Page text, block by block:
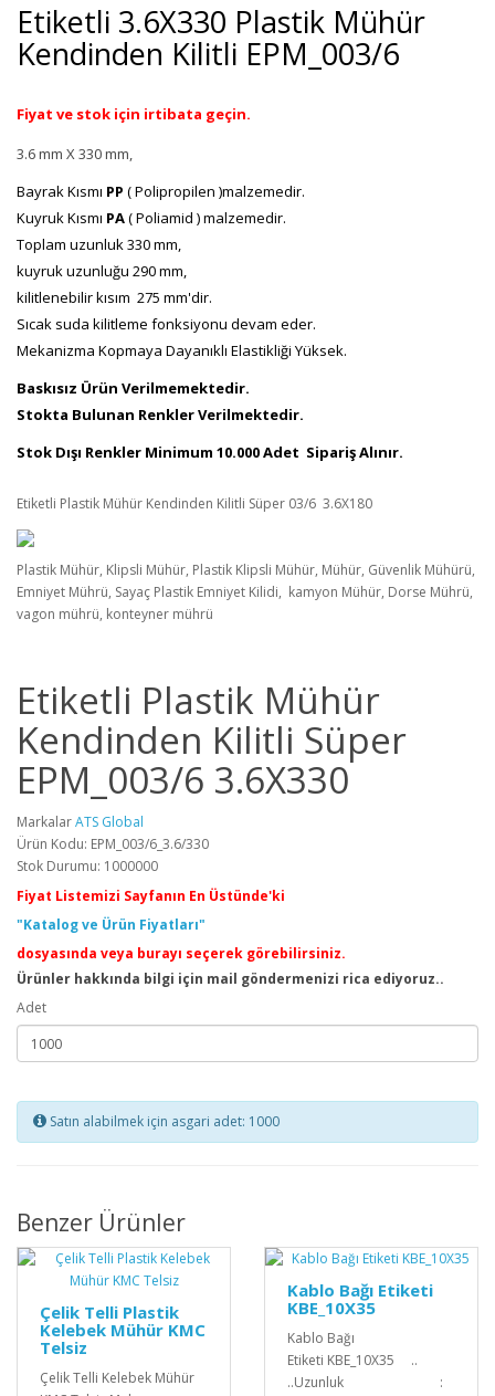
Etiketli 3.6X330 Plastik Mühür
Kendinden Kilitli EPM_003/6
Fiyat ve stok için irtibata geçin.
3.6 mm X 330 mm,
Bayrak Kısmı PP ( Polipropilen )malzemedir.
Kuyruk Kısmı PA( Poliamid ) malzemedir.
Toplam uzunluk 330 mm,
kuyruk uzunluğu 290 mm,
kilitlenebilir kısım 275 mm'dir.
Sıcak suda kilitleme fonksiyonu devam eder.
Mekanizma Kopmaya Dayanıklı Elastikliği Yüksek.
Baskısız Ürün Verilmemektedir.
Stokta Bulunan Renkler Verilmektedir.
Stok Dışı Renkler Minimum 10.000 Adet Sipariş Alınır.
Etiketli Plastik Mühür Kendinden Kilitli Süper 03/6 3.6X180
Plastik Mühür, Klipsli Mühür, Plastik Klipsli Mühür, Mühür, Güvenlik Mühürü,
Emniyet Mührü, Sayaç Plastik Emniyet Kilidi, kamyon Mühür, Dorse Mührü,
vagon mührü, konteyner mührü
Etiketli Plastik Mühür
Kendinden Kilitli Süper
EPM_003/6 3.6X330
MarkalarATS Global
Ürün Kodu: EPM_003/6_3.6/330
Stok Durumu: 1000000
Fiyat Listemizi Sayfanın En Üstünde'ki
"Katalog ve Ürün Fiyatları"
dosyasında veya burayı seçerek görebilirsiniz.
Ürünler hakkında bilgi için mail göndermenizi rica ediyoruz..
Adet
Satın alabilmek için asgari adet: 1000
Benzer Ürünler
Çelik Telli Plastik
Kelebek Mühür KMC
Telsiz
Çelik Telli Kelebek Mühür
Kablo Bağı Etiketi
KBE_10X35
Kablo Bağı
Etiketi KBE_10X35 ..
..Uzunluk :